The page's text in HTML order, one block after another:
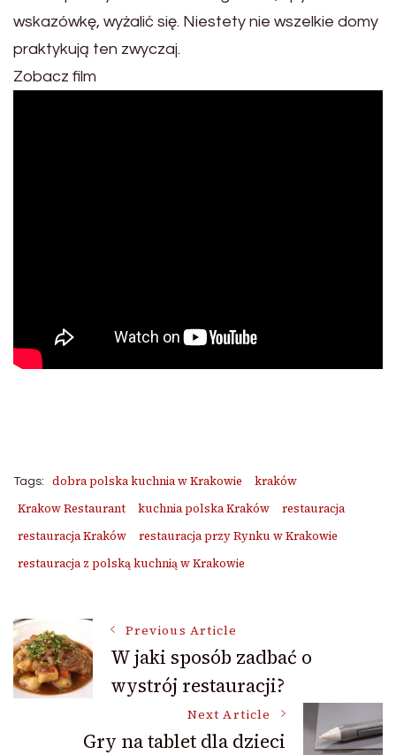
wskazówkę, wyżalić się. Niestety nie wszelkie domy
praktykują ten zwyczaj.
Zobacz film
Tags: dobra polska kuchnia w Krakowie
kraków
Krakow Restaurant
kuchnia polska Kraków
restauracja
restauracja Kraków
restauracja przy Rynku w Krakowie
restauracja z polską kuchnią w Krakowie
Post
Navigation
Previous Article
W jaki sposób zadbać o
wystrój restauracji?
Next Article
Gry na tablet dla dzieci